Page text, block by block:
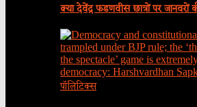
क्या देवेंद्र फडणवीस छात्रों पर
पॉलिटिक्स